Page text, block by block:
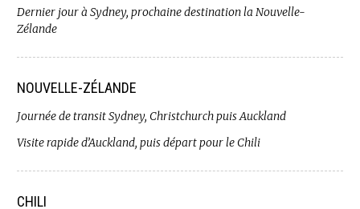
Dernier jour à Sydney, prochaine destination la Nouvelle-
Zélande
NOUVELLE-ZÉLANDE
Journée de transit Sydney, Christchurch puis Auckland
Visite rapide d’Auckland, puis départ pour le Chili
CHILI